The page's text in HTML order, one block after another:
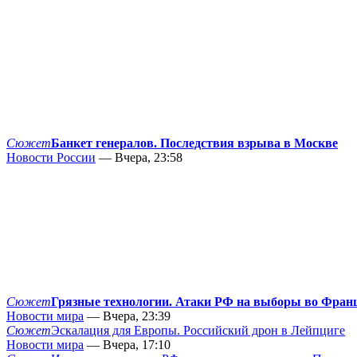
СюжетБанкет генералов. Последствия взрыва в Москве
Новости России — Вчера, 23:58
СюжетГрязные технологии. Атаки РФ на выборы во
Новости мира — Вчера, 23:39
СюжетЭскалация для Европы. Российский дрон в Лейпциге
Новости мира — Вчера, 17:10